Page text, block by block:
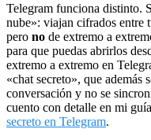
Telegram funciona distinto.
nube»: viajan cifrados entre
pero no de extremo a
para que puedas abrirlos
extremo a extremo en
«chat secreto», que además
conversación y no se
cuento con detalle en mi
secreto en Telegram.